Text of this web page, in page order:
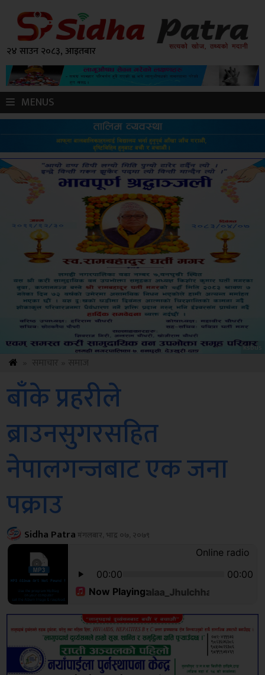
२४ साउन २०८३, आइतबार
MENUS
Amb
बाँके प्रहरीले
ब्राउनसुगरसहित
नेपालगन्जबाट एक जना
पक्राउ
Sidha Patraमंगलबार, भाद्र ०७, २०७९